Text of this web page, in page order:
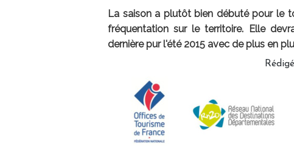
La saison a plutôt bien débuté pour le
fréquentation sur le territoire. Elle
dernière pur l'été 2015 avec de plus en